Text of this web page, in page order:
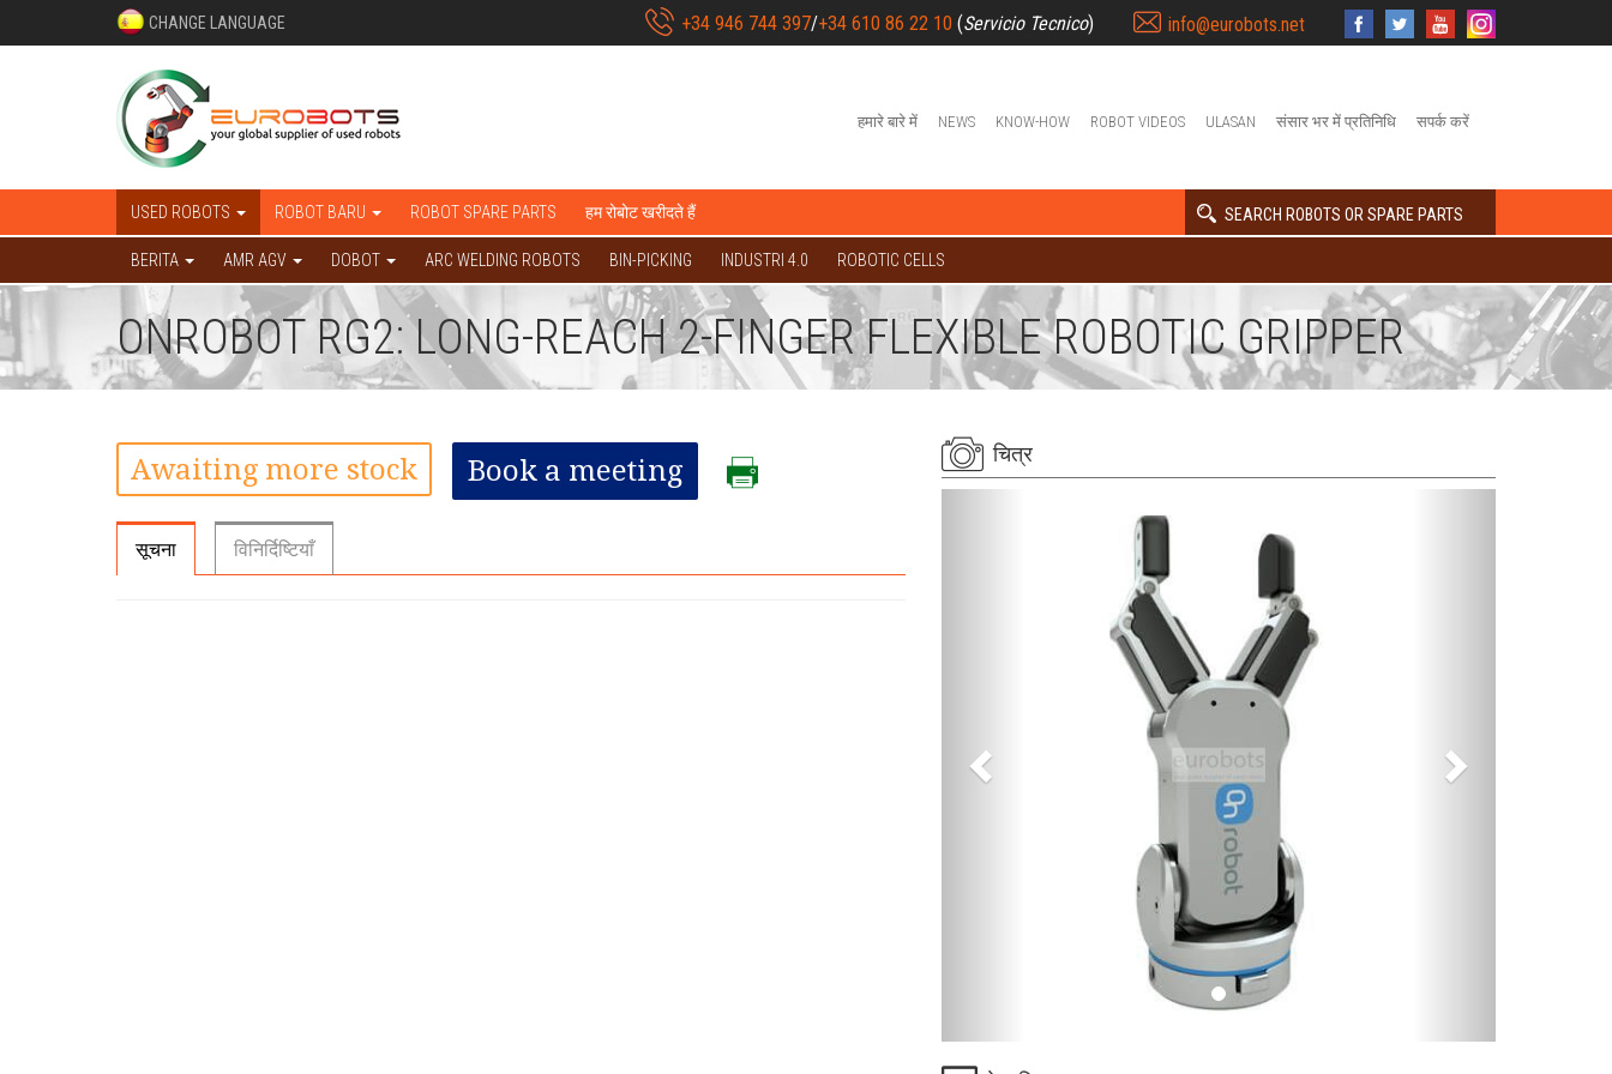
CHANGE LANGUAGE +34 946 744 397/+34 610 86 22 10 (Servicio Tecnico) info@eurobots.net
हमारे बारे में NEWS KNOW-HOW ROBOT VIDEOS ULASAN संसार भर में प्रतिनिधि सपर्क करें
USED ROBOTS ROBOT BARU ROBOT SPARE PARTS हम रोबोट खरीदते हैं SEARCH ROBOTS OR SPARE PARTS
BERITA AMR AGV DOBOT ARC WELDING ROBOTS BIN-PICKING INDUSTRI 4.0 ROBOTIC CELLS
ONROBOT RG2: LONG-REACH 2-FINGER FLEXIBLE ROBOTIC GRIPPER
Awaiting more stock Book a meeting
सूचना विनिर्दिष्टियाँ
चित्र